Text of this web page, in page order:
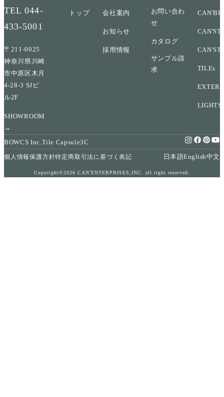
TEL044-
433-5001
〒211-0025
神奈川県川崎
市中原区木月
4-28-3 SJビ
ル2F
SHOWROOM
→
トップ 会社案内
お知らせ
採用情報
お問い合わ
せ
カタログ
サンプル請
求
TILEs
LIGHTS
BOWCS Inc. Tile Capsule3C
個人情報保護方針特定商取引法に基づく表記 日本語English中文
Copyright©2026 CAN'ENTERPRISES,INC. all right reserved.